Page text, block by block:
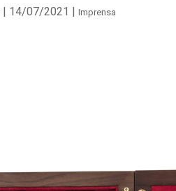
| 14/07/2021 |Imprensa